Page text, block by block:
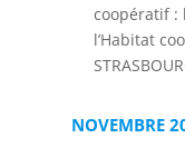
coopératif :
l’Habitat
NOVEMBRE